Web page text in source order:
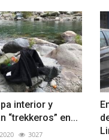
interior y
“trekkeros” en...
3027